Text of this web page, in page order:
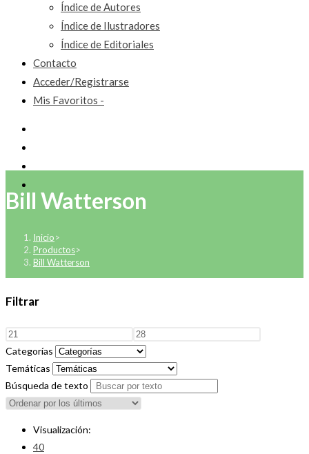
Índice de Autores
Índice de Ilustradores
Índice de Editoriales
Contacto
Acceder/Registrarse
Mis Favoritos -
Bill Watterson
Inicio>
Productos>
Bill Watterson
Filtrar
Categorías
Temáticas
Búsqueda de texto
Visualización:
40